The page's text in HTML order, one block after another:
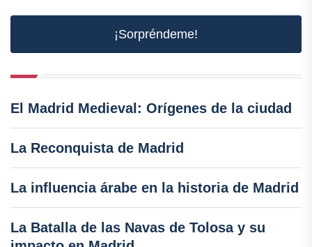
¡Sorpréndeme!
El Madrid Medieval: Orígenes de la ciudad
La Reconquista de Madrid
La influencia árabe en la historia de Madrid
La Batalla de las Navas de Tolosa y su